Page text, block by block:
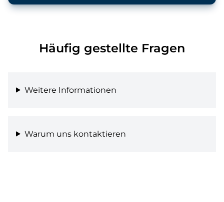
Häufig gestellte Fragen
Weitere Informationen
Warum uns kontaktieren